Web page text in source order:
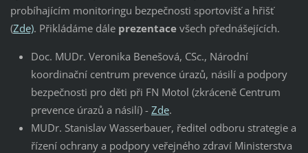
probíhajícím monitoringu bezpečnosti sportovišť a hřišť
(Zde). Přikládáme dále prezentacevšech přednášejících.
Doc. MUDr. Veronika Benešová, CSc., Národní
koordinační centrum prevence úrazů, násilí a podpory
bezpečnosti pro děti při FN Motol (zkráceně Centrum
prevence úrazů a násilí) - Zde.
MUDr. Stanislav Wasserbauer, ředitel odboru strategie a
řízení ochrany a podpory veřejného zdraví Ministerstva